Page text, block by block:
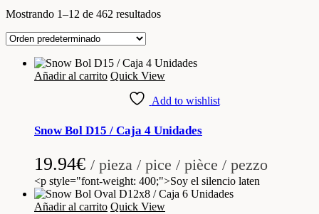
Mostrando 1–12 de 462 resultados
Añadir al carrito Quick View
Add to wishlist
Snow Bol D15 / Caja 4 Unidades
19.94€ / pieza / pice / pièce / pezzo
<p style="font-weight: 400;">Soy el silencio laten
Añadir al carrito Quick View